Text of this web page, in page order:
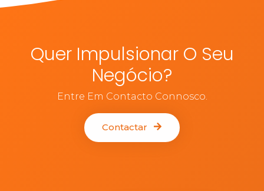
Quer Impulsionar O Seu
Negócio?
Entre Em Contacto Connosco.
Contactar